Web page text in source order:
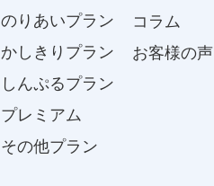
のりあいプラン
かしきりプラン
しんぷるプラン
プレミアム
その他プラン
コラム
お客様の声